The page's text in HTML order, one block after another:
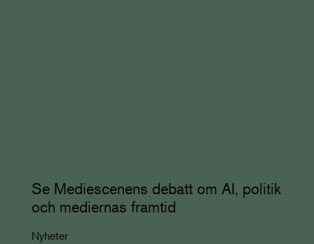
Se Mediescenens debatt om AI, politik
och mediernas framtid
Nyheter